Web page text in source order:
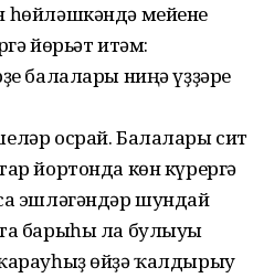
мейене
йөрьәт итәм:
балалары ниңә үҙҙәре
осрай. Балалары сит
йортонда көн күрергә
эшләгәндәр шундай
барыһы ла булыуы
өйҙә ҡалдырыу